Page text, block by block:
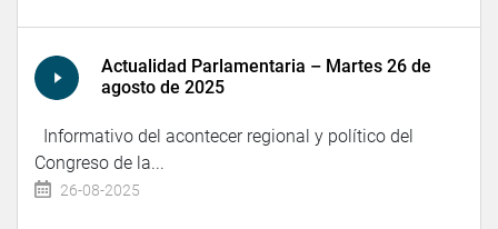
Actualidad Parlamentaria – Martes 26 de
agosto de 2025
Informativo del acontecer regional y político del
Congreso de la...
26-08-2025